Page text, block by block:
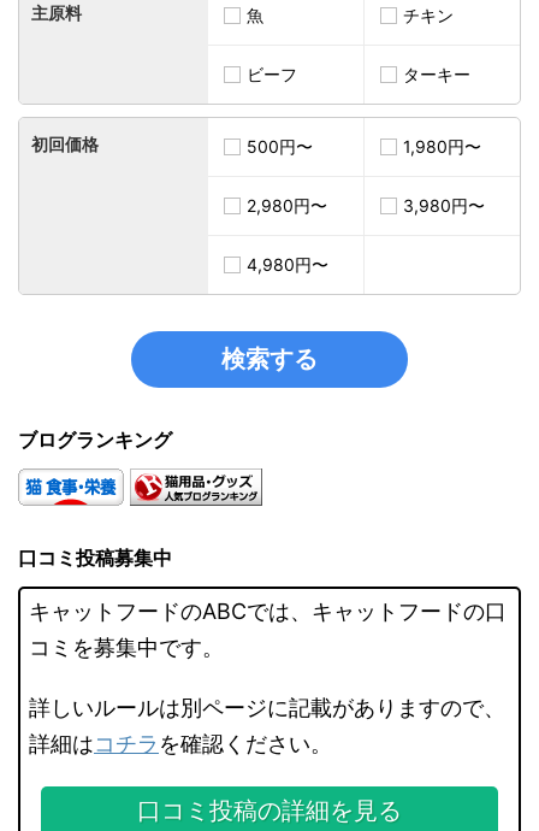
主原料 魚 チキン
ビーフ ターキー
初回価格 500円〜 1,980円〜
2,980円〜 3,980円〜
4,980円〜
ブログランキング
口コミ投稿募集中
キャットフードのABCでは、キャットフードの口
コミを募集中です。
詳しいルールは別ページに記載がありますので、
詳細はコチラ を確認ください。
口コミ投稿の詳細を見る